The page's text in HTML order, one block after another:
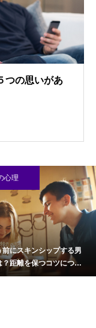
つの思いがあ
女の心理
で好きでたまらない男性心理
方法！恋愛上手になろう！